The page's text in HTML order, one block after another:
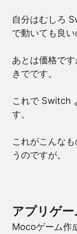
自分はむしろ
で動いても良い
あとは価格で
きでです。
これで Switch
す。
これがこんな
うのですが。
アプリゲ
Mocoゲーム作